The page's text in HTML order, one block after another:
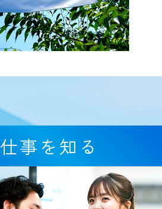
仕事を知る